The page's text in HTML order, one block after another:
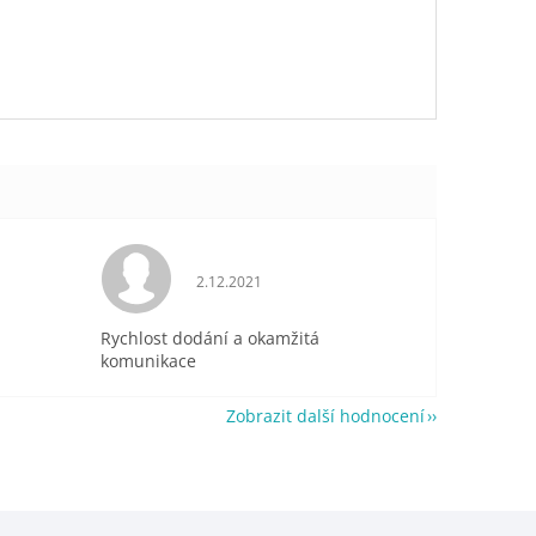
je 5 z 5 hvězdiček. Hodnocení obchodu je 5 z 5 hvězdiček.
2.12.2021
Rychlost dodání a okamžitá
komunikace
Zobrazit další hodnocení